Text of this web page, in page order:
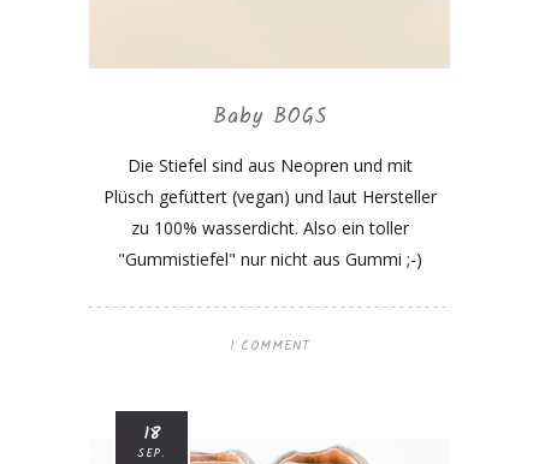
Baby BOGS
Die Stiefel sind aus Neopren und mit
Plüsch gefüttert (vegan) und laut Hersteller
zu 100% wasserdicht. Also ein toller
"Gummistiefel" nur nicht aus Gummi ;-)
1 COMMENT
18
SEP.